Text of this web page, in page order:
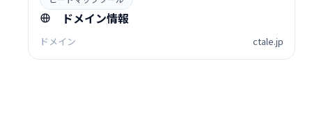
ドメイン情報
ドメイン ctale.jp